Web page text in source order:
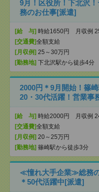
9月！区役所！下北沢
務のお仕事[派遣]
[給 与] 時給1650円 月収例
[交通費]全額支給
[月収例] 25～30万円
[勤務地] 下北沢駅から徒歩4分
2000円＊9月開始！篠
20・30代活躍！営業事
[給 与] 時給2000円 月収例
[交通費]全額支給
[月収例] 20～25万円
[勤務地] 篠崎駅から徒歩3分
≪憧れ大手企業≫総務
＊50代活躍中[派遣]